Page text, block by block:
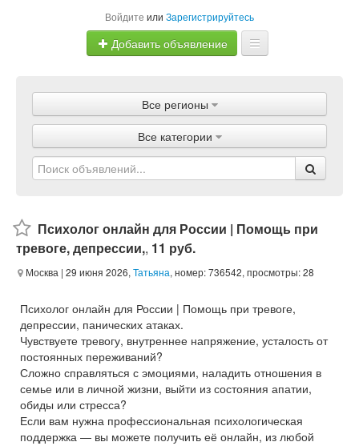
Войдите или Зарегистрируйтесь
Добавить объявление
Объявления
Магазины
Услуги
Все регионы
Все категории
Психолог онлайн для России | Помощь при
тревоге, депрессии,, 11 руб.
Москва | 29 июня 2026, Татьяна, номер: 736542, просмотры: 28
Психолог онлайн для России | Помощь при тревоге,
депрессии, панических атаках.
Чувствуете тревогу, внутреннее напряжение, усталость от
постоянных переживаний?
Сложно справляться с эмоциями, наладить отношения в
семье или в личной жизни, выйти из состояния апатии,
обиды или стресса?
Если вам нужна профессиональная психологическая
поддержка — вы можете получить её онлайн, из любой